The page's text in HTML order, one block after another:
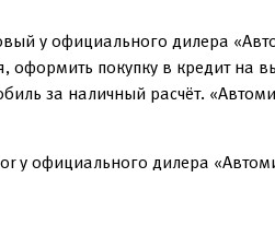
у официального дилера
оформить покупку в кредит
за наличный расчёт.
у официального дилера